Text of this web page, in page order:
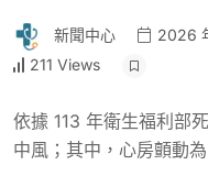
新聞中心 2026
211 Views
依據 113 年衛生福利部
中風；其中，心房顫動